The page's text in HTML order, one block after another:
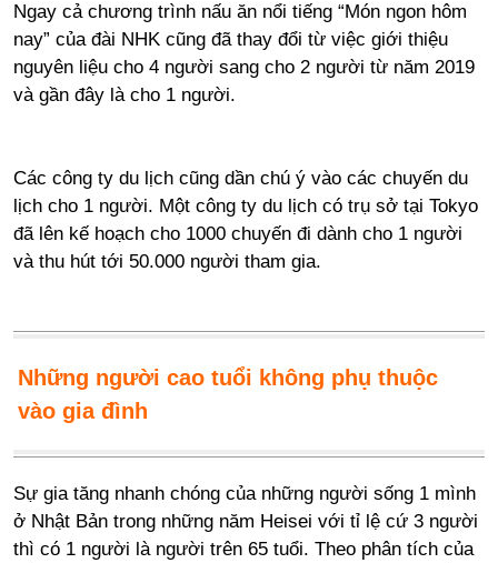
Ngay cả chương trình nấu ăn nổi tiếng “Món ngon hôm
nay” của đài NHK cũng đã thay đổi từ việc giới thiệu
nguyên liệu cho 4 người sang cho 2 người từ năm 2019
và gần đây là cho 1 người.
Các công ty du lịch cũng dần chú ý vào các chuyến du
lịch cho 1 người. Một công ty du lịch có trụ sở tại Tokyo
đã lên kế hoạch cho 1000 chuyến đi dành cho 1 người
và thu hút tới 50.000 người tham gia.
Những người cao tuổi không phụ thuộc
vào gia đình
Sự gia tăng nhanh chóng của những người sống 1 mình
ở Nhật Bản trong những năm Heisei với tỉ lệ cứ 3 người
thì có 1 người là người trên 65 tuổi. Theo phân tích của